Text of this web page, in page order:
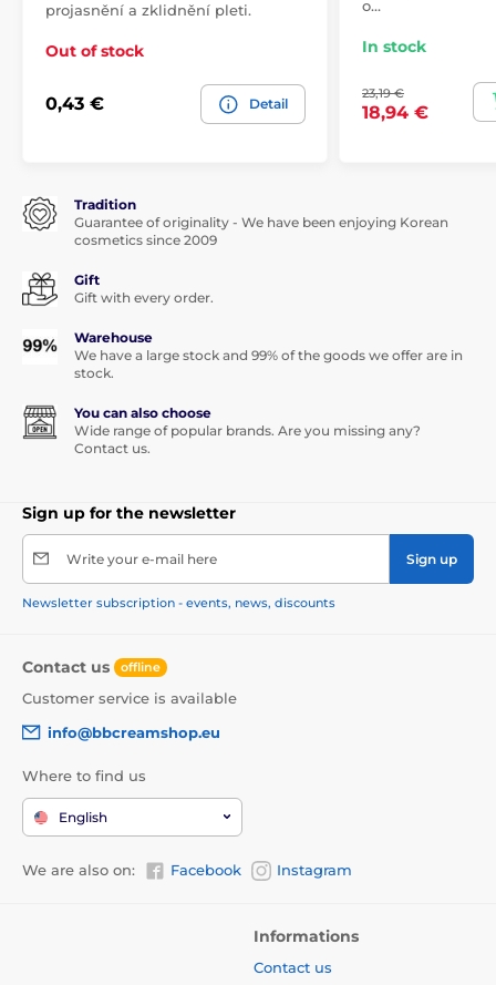
projasnění a zklidnění pleti.
Out of stock
0,43 € Detail
o…
In stock
23,19 €
18,94 €
Tradition
Guarantee of originality - We have been enjoying Korean
cosmetics since 2009
Gift
Gift with every order.
Warehouse
We have a large stock and 99% of the goods we offer are in
stock.
You can also choose
Wide range of popular brands. Are you missing any?
Contact us.
Sign up for the newsletter
Write your e-mail here Sign up
Newsletter subscription - events, news, discounts
Contact us offline
Customer service is available
info@bbcreamshop.eu
Where to find us
English
We are also on: Facebook Instagram
Informations
Contact us